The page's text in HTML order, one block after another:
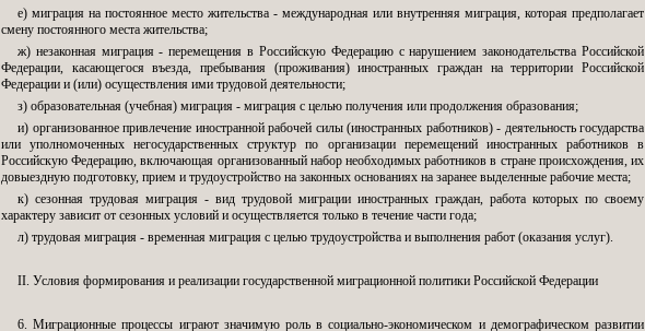
е) миграция на постоянное место жительства - международная или внутренняя миграция, которая предполагает
смену постоянного места жительства;
ж) незаконная миграция - перемещения в Российскую Федерацию с нарушением законодательства Российской
Федерации, касающегося въезда, пребывания (проживания) иностранных граждан на территории Российской
Федерации и (или) осуществления ими трудовой деятельности;
з) образовательная (учебная) миграция - миграция с целью получения или продолжения образования;
и) организованное привлечение иностранной рабочей силы (иностранных работников) - деятельность государства
или уполномоченных негосударственных структур по организации перемещений иностранных работников в
Российскую Федерацию, включающая организованный набор необходимых работников в стране происхождения, их
довыездную подготовку, прием и трудоустройство на законных основаниях на заранее выделенные рабочие места;
к) сезонная трудовая миграция - вид трудовой миграции иностранных граждан, работа которых по своему
характеру зависит от сезонных условий и осуществляется только в течение части года;
л) трудовая миграция - временная миграция с целью трудоустройства и выполнения работ (оказания услуг).
II. Условия формирования и реализации государственной миграционной политики Российской Федерации
6. Миграционные процессы играют значимую роль в социально-экономическом и демографическом развитии